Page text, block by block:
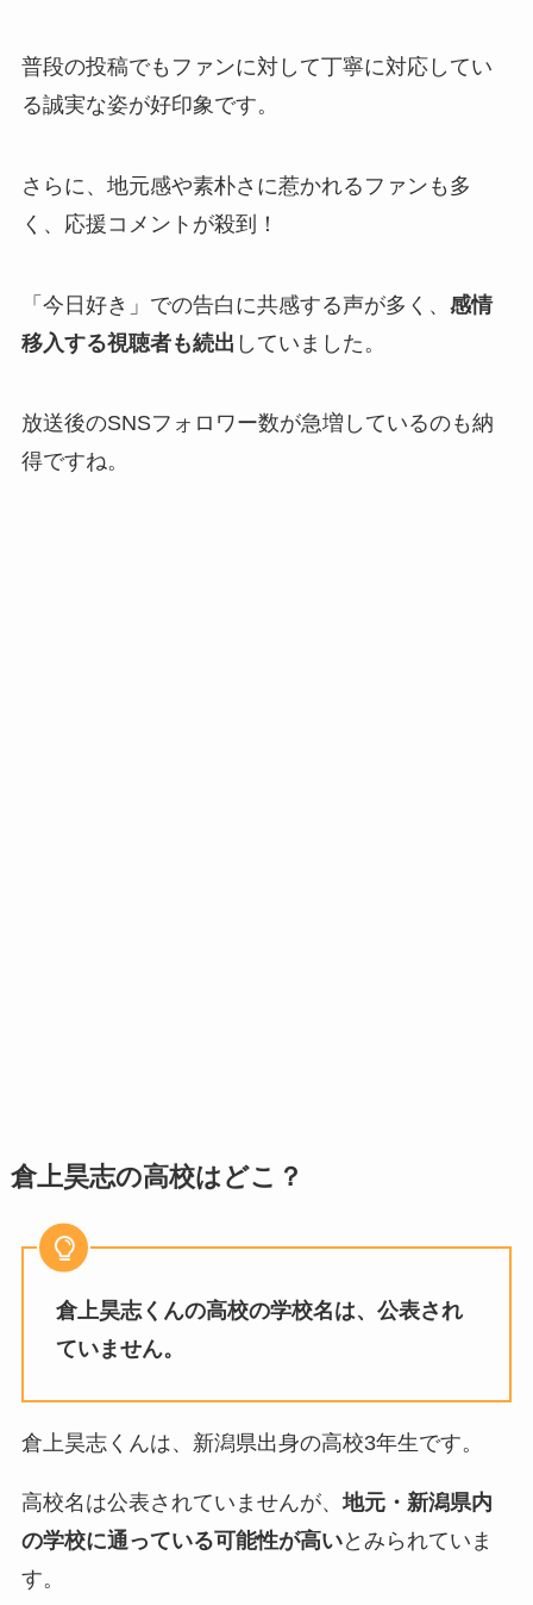
普段の投稿でもファンに対して丁寧に対応してい
る誠実な姿が好印象です。
さらに、地元感や素朴さに惹かれるファンも多
く、応援コメントが殺到！
「今日好き」での告白に共感する声が多く、 感情
移入する視聴者も続出 していました。
放送後のSNSフォロワー数が急増しているのも納
得ですね。
倉上昊志の高校はどこ？
倉上昊志くんの高校の学校名は、公表され
ていません。
倉上昊志くんは、新潟県出身の高校3年生です。
高校名は公表されていませんが、地元・新潟県内
の学校に通っている可能性が高いとみられていま
す。